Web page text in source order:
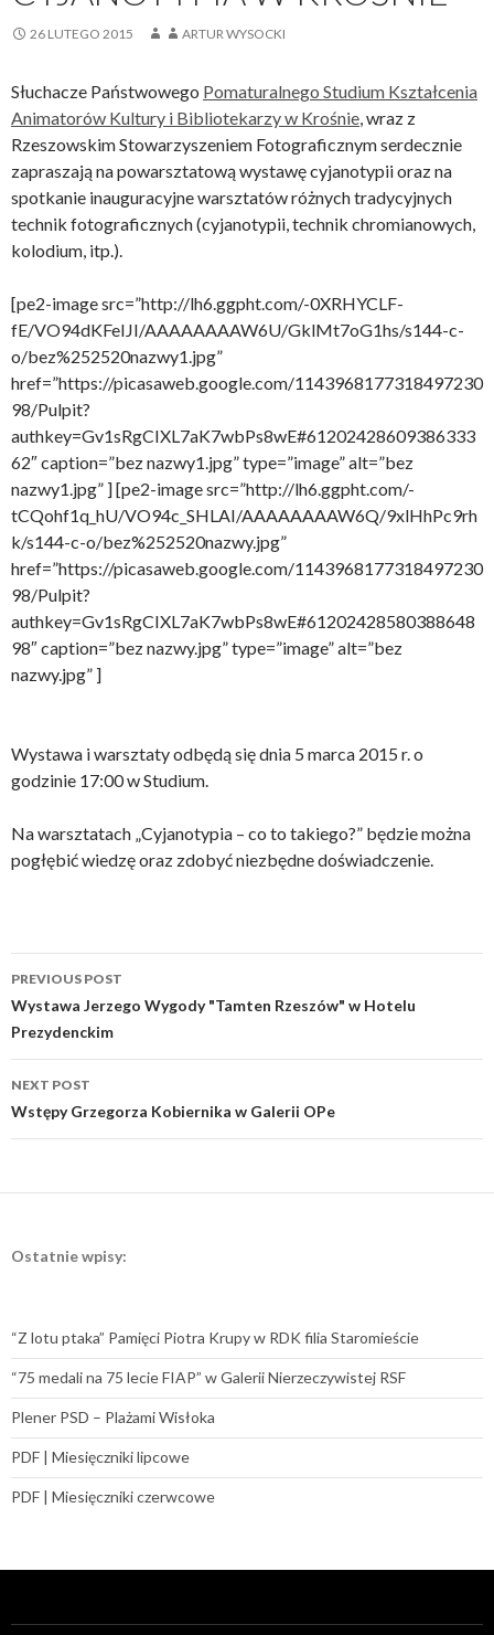
26 LUTEGO 2015 ARTUR WYSOCKI
Słuchacze Państwowego Pomaturalnego Studium Kształcenia
Animatorów Kultury i Bibliotekarzy w Krośnie, wraz z
Rzeszowskim Stowarzyszeniem Fotograficznym serdecznie
zapraszają na powarsztatową wystawę cyjanotypii oraz na
spotkanie inauguracyjne warsztatów różnych tradycyjnych
technik fotograficznych (cyjanotypii, technik chromianowych,
kolodium, itp.).
[pe2-image src=”http://lh6.ggpht.com/-0XRHYCLF-
fE/VO94dKFeIJI/AAAAAAAAW6U/GklMt7oG1hs/s144-c-
o/bez%252520nazwy1.jpg”
href=”https://picasaweb.google.com/1143968177318497230
98/Pulpit?
authkey=Gv1sRgCIXL7aK7wbPs8wE#61202428609386333
62″ caption=”bez nazwy1.jpg” type=”image” alt=”bez
nazwy1.jpg” ] [pe2-image src=”http://lh6.ggpht.com/-
tCQohf1q_hU/VO94c_SHLAI/AAAAAAAAW6Q/9xlHhPc9rh
k/s144-c-o/bez%252520nazwy.jpg”
href=”https://picasaweb.google.com/1143968177318497230
98/Pulpit?
authkey=Gv1sRgCIXL7aK7wbPs8wE#61202428580388648
98″ caption=”bez nazwy.jpg” type=”image” alt=”bez
nazwy.jpg” ]
Wystawa i warsztaty odbędą się dnia 5 marca 2015 r. o
godzinie 17:00 w Studium.
Na warsztatach „Cyjanotypia – co to takiego?” będzie można
pogłębić wiedzę oraz zdobyć niezbędne doświadczenie.
Post
navigation
PREVIOUS POST
Wystawa Jerzego Wygody "Tamten Rzeszów" w Hotelu
Prezydenckim
NEXT POST
Wstępy Grzegorza Kobiernika w Galerii OPe
Ostatnie wpisy:
“Z lotu ptaka” Pamięci Piotra Krupy w RDK filia Staromieście
“75 medali na 75 lecie FIAP” w Galerii Nierzeczywistej RSF
Plener PSD – Plażami Wisłoka
PDF | Miesięczniki lipcowe
PDF | Miesięczniki czerwcowe